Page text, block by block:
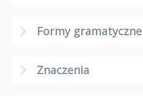
Formy gramatyczne
Znaczenia